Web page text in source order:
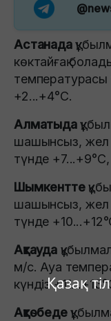
Қазақ
Астанада
көктайғақ
температурасы
+2...+4°C.
Алматыда
шашынсыз, жел
түнде
Шымкентте
шашынсыз, жел
түнде
Ақтауда
м/с. Ауа
күндіз
Ақтөбеде